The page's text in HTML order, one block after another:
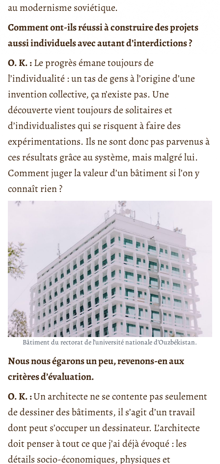
au modernisme soviétique.
Comment ont-ils réussi à construire des projets
aussi individuels avec autant d’interdictions ?
O. K. :Le progrès émane toujours de
l’individualité : un tas de gens à l’origine d’une
invention collective, ça n’existe pas. Une
découverte vient toujours de solitaires et
d’individualistes qui se risquent à faire des
expérimentations. Ils ne sont donc pas parvenus à
ces résultats grâce au système, mais malgré lui.
Comment juger la valeur d’un bâtiment si l’on y
connaît rien ?
Bâtiment du rectorat de l’université nationale d’Ouzbékistan.
Nous nous égarons un peu, revenons-en aux
critères d’évaluation.
O. K. :Un architecte ne se contente pas seulement
de dessiner des bâtiments, il s’agit d’un travail
dont peut s’occuper un dessinateur. L’architecte
doit penser à tout ce que j’ai déjà évoqué : les
détails socio-économiques, physiques et